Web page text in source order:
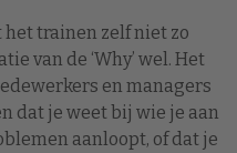
het trainen zelf niet zo
van de ‘Why’ wel. Het
en managers
dat je weet bij wie je aan
aanloopt, of dat je